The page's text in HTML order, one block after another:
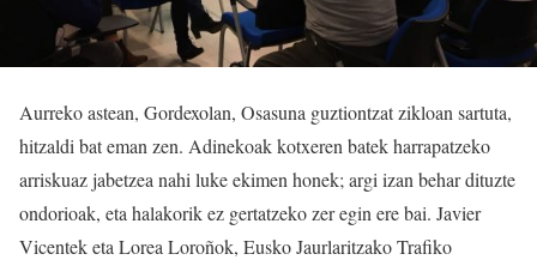
Aurreko astean, Gordexolan, Osasuna guztiontzat zikloan sartuta,
hitzaldi bat eman zen. Adinekoak kotxeren batek harrapatzeko
arriskuaz jabetzea nahi luke ekimen honek; argi izan behar dituzte
ondorioak, eta halakorik ez gertatzeko zer egin ere bai. Javier
Vicentek eta Lorea Loroñok, Eusko Jaurlaritzako Trafiko